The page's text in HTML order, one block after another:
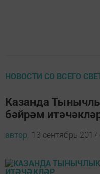
НОВОСТИ СО ВСЕГО
Казанда
бәйрәм
автор, 13 сентябрь 2017